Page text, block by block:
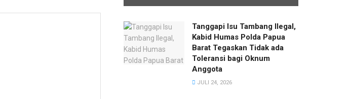
Tanggapi Isu Tambang Ilegal,
Kabid Humas Polda Papua
Barat Tegaskan Tidak ada
Toleransi bagi Oknum
Anggota
JULI 24, 2026